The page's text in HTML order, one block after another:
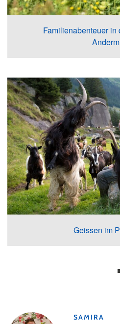
Familienabenteuer in
Geissen im
SAMIRA